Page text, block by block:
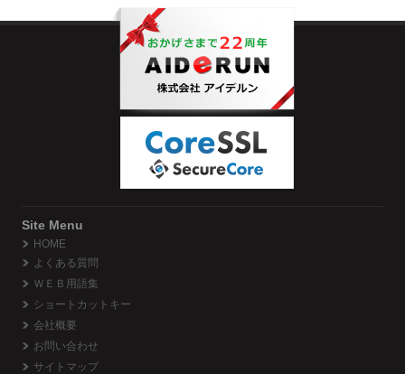
Site Menu
HOME
よくある質問
ＷＥＢ用語集
ショートカットキー
会社概要
お問い合わせ
サイトマップ